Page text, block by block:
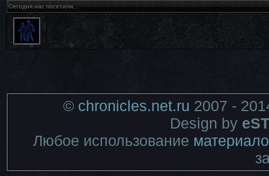
Сегодня нас посетили...
© chronicles.net.ru 2007 -
Design by
Любое использование